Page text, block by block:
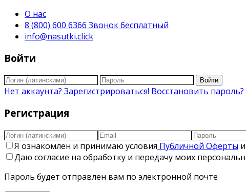
О нас
8 (800) 600 6366 Звонок бесплатный
info@nasutki.click
Войти
Войти
Нет аккаунта? Зарегистрироваться! Восстановить пароль?
Регистрация
Я ознакомлен и принимаю условия Публичной Оферты и
Даю согласие на обработку и передачу моих
Пароль будет отправлен вам по электронной почте